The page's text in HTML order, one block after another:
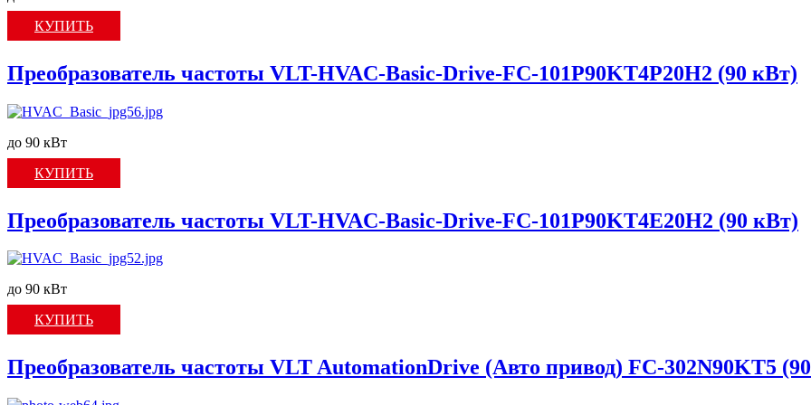
КУПИТЬ
Преобразователь частоты VLT-HVAC-Basic-Drive-FC-101P90KT4P20H2 (90 кВт)
до 90 кВт
КУПИТЬ
Преобразователь частоты VLT-HVAC-Basic-Drive-FC-101P90KT4E20H2 (90 кВт)
до 90 кВт
КУПИТЬ
Преобразователь частоты VLT AutomationDrive (Авто привод) FC-302N90KT5